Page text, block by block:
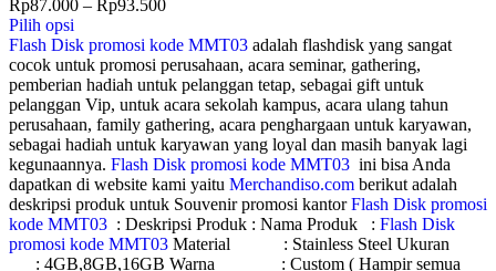
Rp87.000 – Rp93.500
Pilih opsi
Flash Disk promosi kode MMT03 adalah flashdisk yang sangat
cocok untuk promosi perusahaan, acara seminar, gathering,
pemberian hadiah untuk pelanggan tetap, sebagai gift untuk
pelanggan Vip, untuk acara sekolah kampus, acara ulang tahun
perusahaan, family gathering, acara penghargaan untuk karyawan,
sebagai hadiah untuk karyawan yang loyal dan masih banyak lagi
kegunaannya. Flash Disk promosi kode MMT03 ini bisa Anda
dapatkan di website kami yaitu Merchandiso.com berikut adalah
deskripsi produk untuk Souvenir promosi kantorFlash Disk promosi
kode MMT03 : Deskripsi Produk : Nama Produk : Flash Disk
promosi kode MMT03 Material : Stainless Steel Ukuran
: 4GB,8GB,16GB Warna : Custom ( Hampir semua